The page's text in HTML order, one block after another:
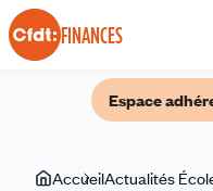
Panneau de gestion des cookies
FINANCES
Espace
VousAccueilActualités